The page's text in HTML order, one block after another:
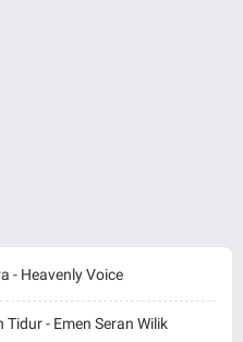
- Heavenly Voice
- Emen Seran Wilik